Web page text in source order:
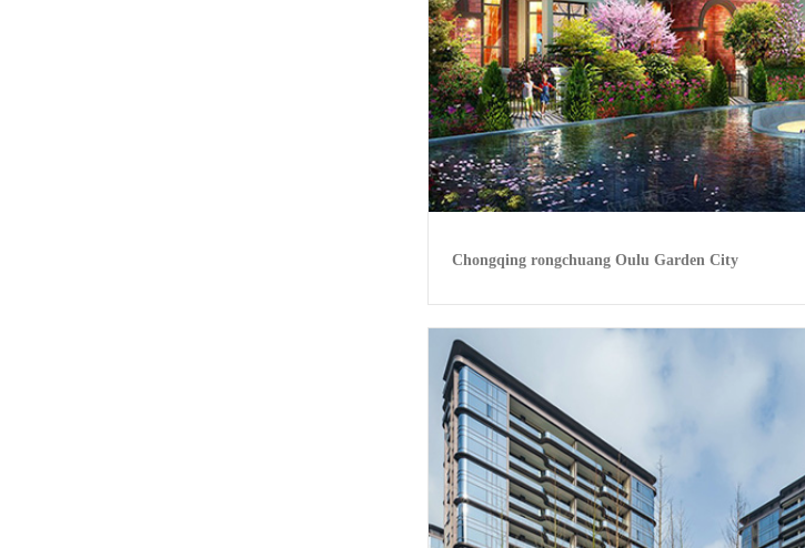
Chongqing rongchuang Oulu Garden City